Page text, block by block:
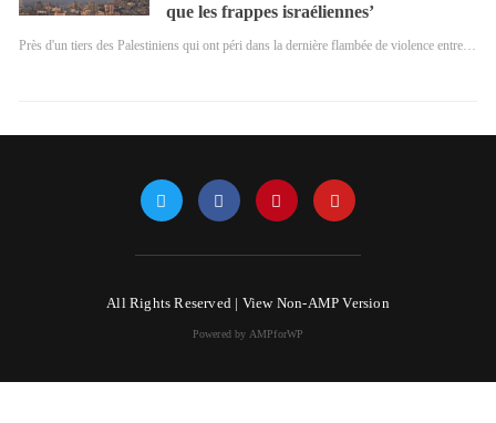
que les frappes israéliennes’
Près d'un tiers des Palestiniens qui ont péri dans la dernière flambée de violence entre…
All Rights Reserved | View Non-AMP Version
Powered by AMPforWP